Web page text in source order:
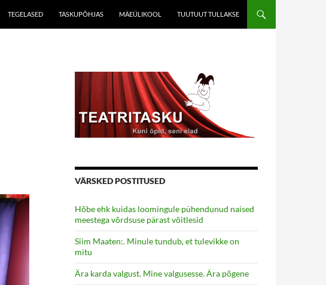
TEGELASED TASKUPÕHJAS MÄEÜLIKOOL TUUTUUT TULLAKSE
VÄRSKED POSTITUSED
Hõbe ehk kuidas loomingule pühendunud naised
meestega võrdsuse pärast võitlesid
Siim Maaten:. Minule tundub, et tulevikke on
mitu
Ära karda valgust. Mine valgusesse. Ära põgene